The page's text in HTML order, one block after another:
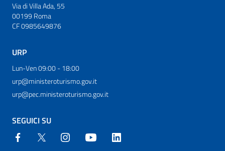
Via di Villa Ada, 55
00199 Roma
CF 0985649876
URP
Lun-Ven 09:00 - 18:00
urp@ministeroturismo.gov.it
urp@pec.ministeroturismo.gov.it
SEGUICI SU